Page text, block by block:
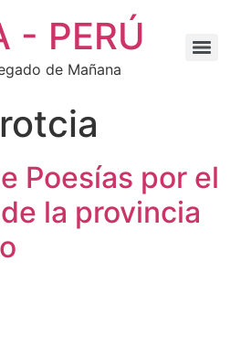
- PERÚ
de Mañana
Poesías por el
la provincia